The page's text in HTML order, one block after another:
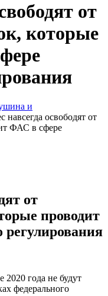
от
которые
и
навсегда освободят от
ФАС в сфере
от
проводит
года не будут
федерального